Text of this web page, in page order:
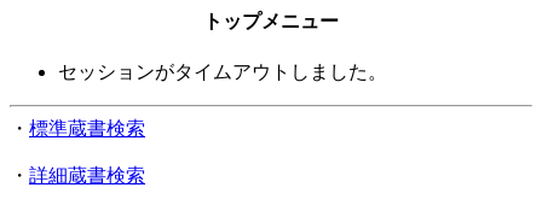
トップメニュー
セッションがタイムアウトしました。
・ 標準蔵書検索
・ 詳細蔵書検索